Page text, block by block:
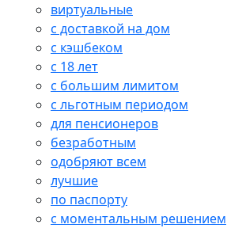
виртуальные
с доставкой на дом
с кэшбеком
с 18 лет
с большим лимитом
с льготным периодом
для пенсионеров
безработным
одобряют всем
лучшие
по паспорту
с моментальным решением